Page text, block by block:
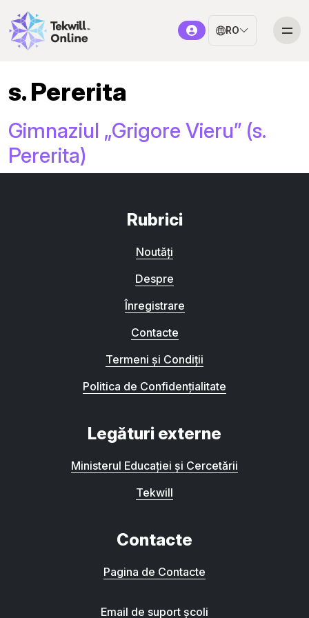
RO
s. Pererita
Gimnaziul „Grigore Vieru” (s.
Pererita)
Rubrici
Noutăți
Despre
Înregistrare
Contacte
Termeni și Condiții
Politica de Confidențialitate
Legături externe
Ministerul Educației și Cercetării
Tekwill
Contacte
Pagina de Contacte
Email de suport școli